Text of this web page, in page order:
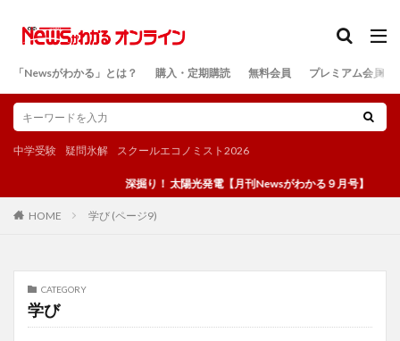
「Newsがわかる」とは？ 購入・定期購読 無料会員 プレミアム会員
中学受験 疑問氷解 スクールエコノミスト2026
深掘り！ 太陽光発電【月刊Newsがわかる９月号】
HOME 学び (ページ9)
CATEGORY
学び
検索